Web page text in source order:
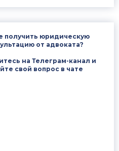
получить юридическую
от адвоката?
на Телеграм-канал и
свой вопрос в чате